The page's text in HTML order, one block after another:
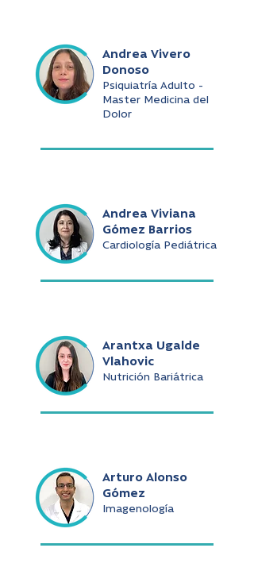
Andrea Vivero
Donoso
Psiquiatría Adulto -
Master Medicina del
Dolor
Andrea Viviana
Gómez Barrios
Cardiología Pediátrica
Arantxa Ugalde
Vlahovic
Nutrición Bariátrica
Arturo Alonso
Gómez
Imagenología